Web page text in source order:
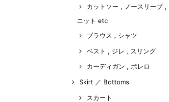
カットソー , ノースリーブ ,
ニット etc
ブラウス , シャツ
ベスト , ジレ , スリング
カーディガン , ボレロ
Skirt ／ Bottoms
スカート